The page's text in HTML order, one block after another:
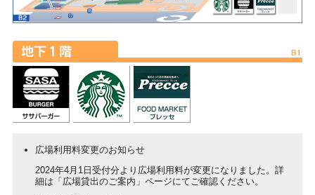
広場利用料変更のお知らせ
2024年4月1日受付分より広場利用料が変更になりました。詳
細は「広場貸出のご案内」ページにてご確認ください。